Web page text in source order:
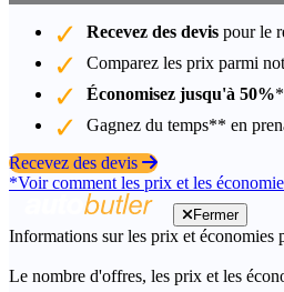
Recevez des devis pour le
Comparez les prix parmi
Économisez jusqu'à 50%*
Gagnez du temps** en
Recevez des devis
*Voir comment les prix et les
Fermer
Informations sur les prix et économies
Le nombre d'offres, les prix et les